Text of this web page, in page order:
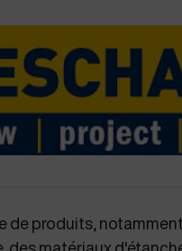
de produits,